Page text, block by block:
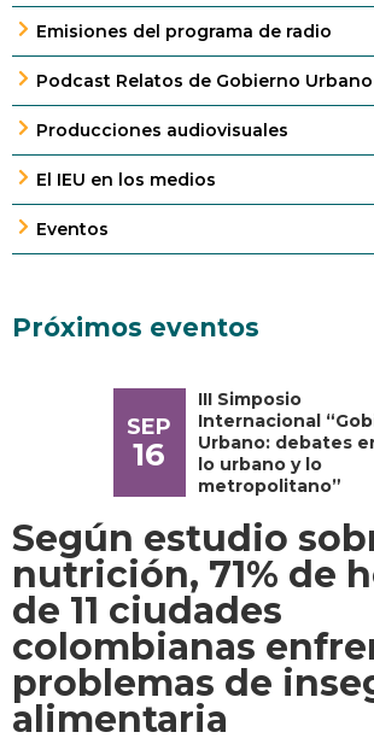
Emisiones del programa de radio
Podcast Relatos de Gobierno Urbano
Producciones audiovisuales
El IEU en los medios
Eventos
Próximos eventos
SEP
16
III Simposio
Internacional
Urbano: debates
lo urbano y lo
metropolitano”
Según estudio
nutrición, 71% de
de 11 ciudades
colombianas
problemas de
alimentaria